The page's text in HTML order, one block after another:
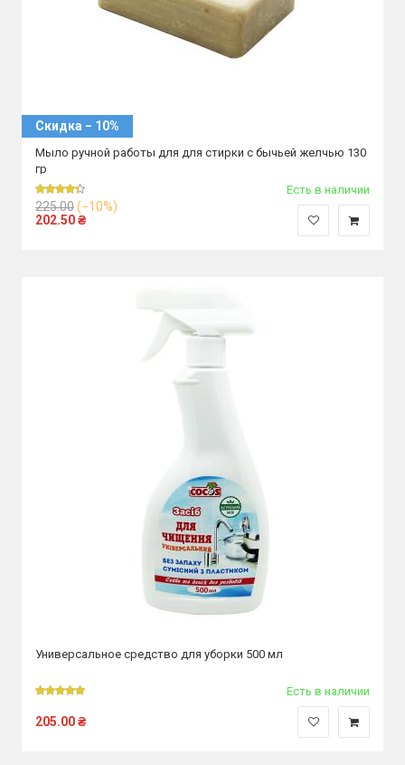
Скидка − 10%
Мыло ручной работы для для стирки с бычьей желчью 130
гр
Есть в наличии
225.00(−10%)
202.50₴
Универсальное средство для уборки 500 мл
Есть в наличии
205.00₴